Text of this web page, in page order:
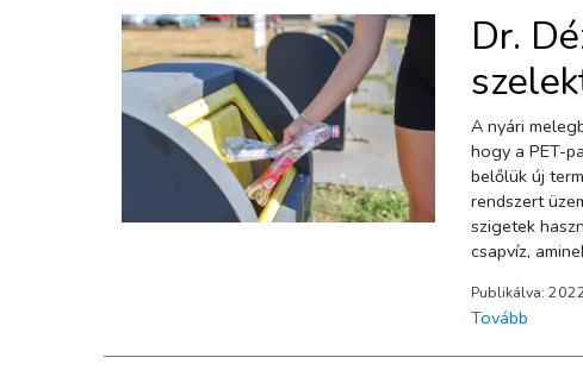
Dr.
A nyári
hogy a PET-palackokat
belőlük új termékek is készülhetnek. Győrben: 158 szelektív sziget üzemel.372 darab műanyaggyűjtő-edény van kihelyezve.A
rendszert
szigetek
csapvíz, aminek
Csaba
Publikálva:
Tovább